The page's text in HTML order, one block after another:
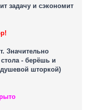
задачу и сэкономит
Значительно
- берёшь и
шторкой)